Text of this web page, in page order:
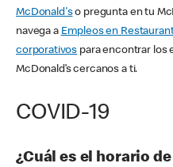
McDonald'so pregunta en tu
navega a Empleos en
corporativos para encontrar los
McDonald’s cercanos a ti.
COVID-19
¿Cuál es el horario